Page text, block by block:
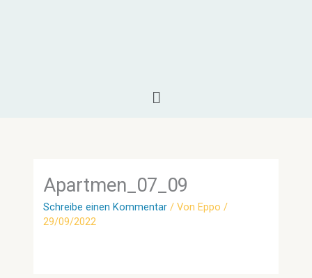
Menü
Apartmen_07_09
Schreibe einen Kommentar / VonEppo/
29/09/2022